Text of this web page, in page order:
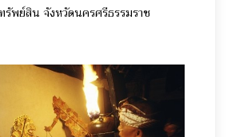
รัพย์สิน จังหวัดนครศรีธรรมราช